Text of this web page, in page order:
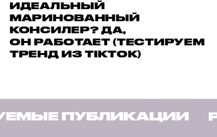
ИДЕАЛЬНЫЙ
МАРИНОВАННЫЙ
КОНСИЛЕР? ДА,
ОН РАБОТАЕТ (ТЕСТИРУЕМ
ТРЕНД ИЗ TIKTOK)